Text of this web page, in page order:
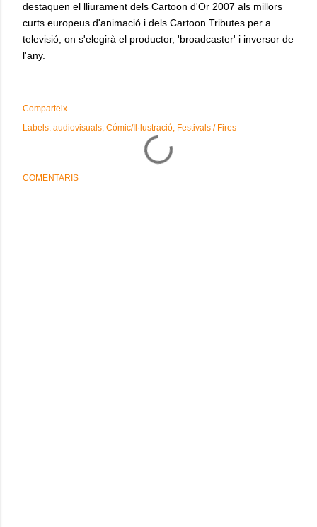
destaquen el lliurament dels Cartoon d'Or 2007 als millors
curts europeus d'animació i dels Cartoon Tributes per a
televisió, on s'elegirà el productor, 'broadcaster' i inversor de
l'any.
Comparteix
Labels: audiovisuals Cómic/Il·lustració Festivals / Fires
COMENTARIS